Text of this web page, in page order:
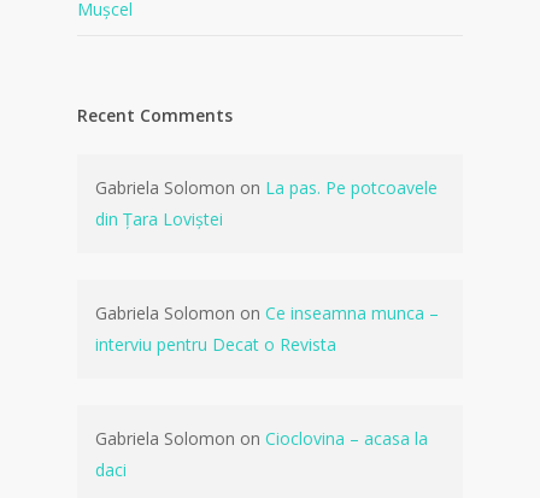
Mușcel
Recent Comments
Gabriela Solomon on La pas. Pe potcoavele
din Țara Loviștei
Gabriela Solomon on Ce inseamna munca –
interviu pentru Decat o Revista
Gabriela Solomon on Cioclovina – acasa la
daci